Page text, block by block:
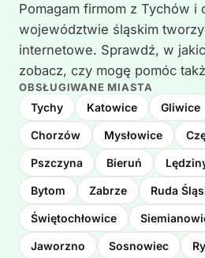
Pomagam firmom z Tychów i
województwie śląskim
internetowe. Sprawdź, w
zobacz, czy mogę pomóc
OBSŁUGIWANE MIASTA
Tychy Katowice Gliwice
Chorzów Mysłowice
Pszczyna Bieruń
Bytom Zabrze Ruda
Świętochłowice
Jaworzno Sosnowiec